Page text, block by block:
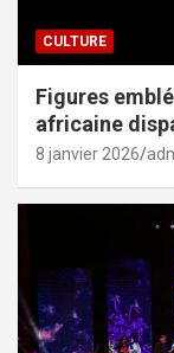
CULTURE
Figures
africaine
8 janvier 2026